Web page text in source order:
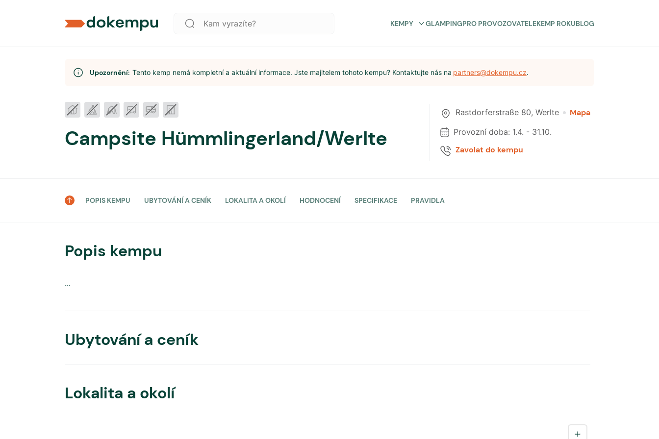
KEMPY GLAMPINGPRO PROVOZOVATELEKEMP ROKUBLOG
Upozornění: Tento kemp nemá kompletní a aktuální informace. Jste majitelem tohoto kempu? Kontaktujte nás na partners@dokempu.cz.
Campsite Hümmlingerland/Werlte
Rastdorferstraße 80, Werlte Mapa
Provozní doba: 1.4. - 31.10.
Zavolat do kempu
POPIS KEMPU UBYTOVÁNÍ A CENÍK LOKALITA A OKOLÍ HODNOCENÍ SPECIFIKACE PRAVIDLA
Popis kempu
...
Ubytování a ceník
Lokalita a okolí